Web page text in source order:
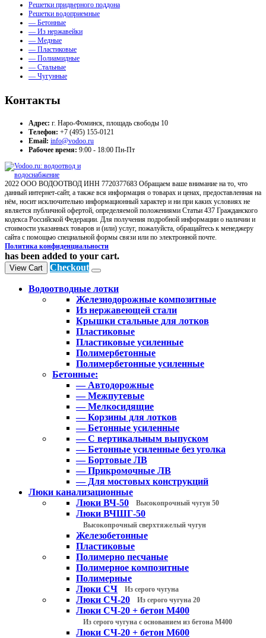
Решетки придверного поддона
Решетки водоприемные
— Бетонные
— Из нержавейки
— Медные
— Пластиковые
— Полиамидные
— Стальные
— Чугунные
Контакты
Адрес: г. Наро-Фоминск, площадь свободы 10
Телефон: +7 (495) 155-0121
Email: info@vodoo.ru
Рабочее время: 9:00 - 18:00 Пн-Пт
2022 ООО ВОДООТВОД ИНН 7720377683 Обращаем ваше внимание на то, что
данный интернет-сайт, а также вся информация о товарах и ценах, предоставленная на
нём, носит исключительно информационный характер и ни при каких условиях не
является публичной офертой, определяемой положениями Статьи 437 Гражданского
кодекса Российской Федерации. Для получения подробной информации о наличии и
стоимости указанных товаров и (или) услуг, пожалуйста, обращайтесь к менеджеру
сайта с помощью специальной формы связи или по электронной почте.
Политика конфиденциальности
has been added to your cart.
View Cart Checkout
Водоотводные лотки
Железнодорожные композитные
Из нержавеющей стали
Крышки стальные для лотков
Пластиковые
Пластиковые усиленные
Полимербетонные
Полимербетонные усиленные
Бетонные:
— Автодорожные
— Межпутевые
— Мелкосидящие
— Корзины для лотков
— Бетонные усиленные
— С вертикальным выпуском
— Бетонные усиленные без уголка
— Бортовые ЛВ
— Прикромочные ЛВ
— Для мостовых конструкций
Люки канализационные
Люки ВЧ-50
Высокопрочный чугун 50
Люки ВЧШГ-50
Высокопрочный сверхтяжелый чугун
Железобетонные
Пластиковые
Полимерно песчаные
Полимерное композитные
Полимерные
Люки СЧ
Из серого чугуна
Люки СЧ-20 Из серого чугуна 20
Люки СЧ-20 + бетон М400
Из серого чугуна с основанием из бетона М400
Люки СЧ-20 + бетон М600